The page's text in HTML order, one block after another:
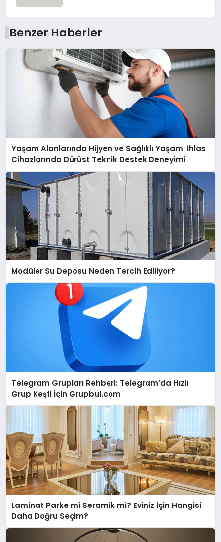
Benzer Haberler
Yaşam Alanlarında Hijyen ve Sağlıklı Yaşam: İhlas
Cihazlarında Dürüst Teknik Destek Deneyimi
Modüler Su Deposu Neden Tercih Ediliyor?
Telegram Grupları Rehberi: Telegram’da Hızlı
Grup Keşfi İçin Grupbul.com
Laminat Parke mi Seramik mi? Eviniz İçin Hangisi
Daha Doğru Seçim?